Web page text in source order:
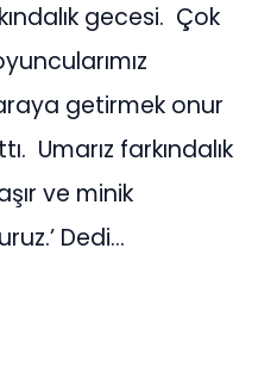
gecesi. Çok
getirmek onur
Umarız farkındalık
ve minik
Dedi…